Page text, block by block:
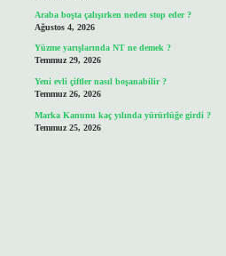
Araba boşta çalışırken neden stop eder ?
Ağustos 4, 2026
Yüzme yarışlarında NT ne demek ?
Temmuz 29, 2026
Yeni evli çiftler nasıl boşanabilir ?
Temmuz 26, 2026
Marka Kanunu kaç yılında yürürlüğe girdi ?
Temmuz 25, 2026